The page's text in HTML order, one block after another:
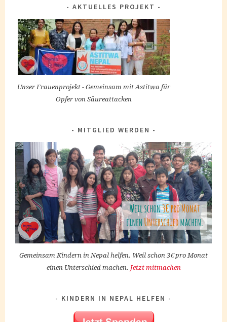
AKTUELLES PROJEKT
Unser Frauenprojekt - Gemeinsam mit Astitwa für
Opfer von Säureattacken
MITGLIED WERDEN
Gemeinsam Kindern in Nepal helfen. Weil schon 3€ pro Monat
einen Unterschied machen. Jetzt mitmachen
KINDERN IN NEPAL HELFEN